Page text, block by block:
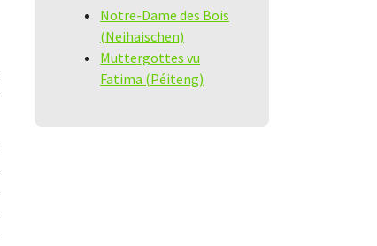
Notre-Dame des Bois
(Neihaischen)
Muttergottes vu
Fatima (Péiteng)